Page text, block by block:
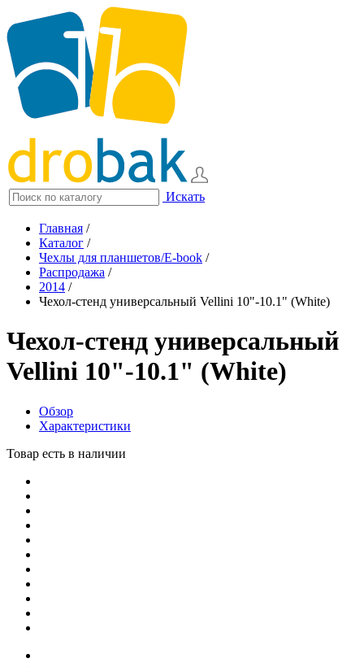
Искать
Главная /
Каталог /
Чехлы для планшетов/E-book /
Распродажа /
2014 /
Чехол-стенд универсальный Vellini 10"-10.1" (White)
Чехол-стенд универсальный
Vellini 10"-10.1" (White)
Обзор
Характеристики
Товар есть в наличии